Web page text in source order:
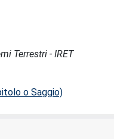
Terrestri - IRET
o Saggio)